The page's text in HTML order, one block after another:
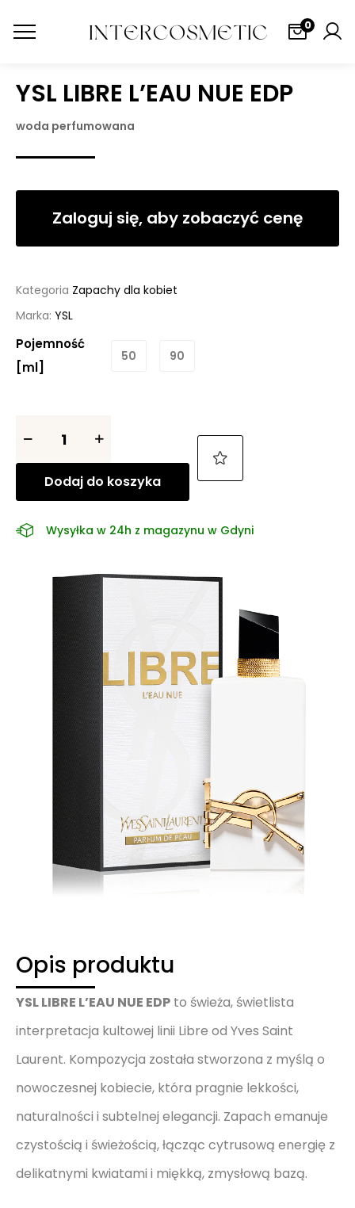
0
Opis produktu
YSL LIBRE L’EAU NUE EDP to świeża, świetlista
interpretacja kultowej linii Libre od Yves Saint
Laurent. Kompozycja została stworzona z myślą o
nowoczesnej kobiecie, która pragnie lekkości,
naturalności i subtelnej elegancji. Zapach emanuje
czystością i świeżością, łącząc cytrusową energię z
delikatnymi kwiatami i miękką, zmysłową bazą.
YSL LIBRE L’EAU NUE EDP
woda perfumowana
Zaloguj się, aby zobaczyć cenę
Kategoria Zapachy dla kobiet
Marka: YSL
Pojemność
[ml]
50 90
Dodaj do koszyka
Wysyłka w 24h z magazynu w Gdyni